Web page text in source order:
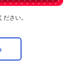
ても、キャンペーン
ださい。